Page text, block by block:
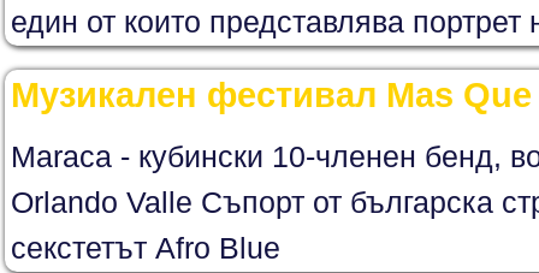
един от които представлява портрет
Музикален фестивал Mas
Maraca - кубински 10-членен бенд,
Orlando Valle Съпорт от българска
секстетът Afro Blue